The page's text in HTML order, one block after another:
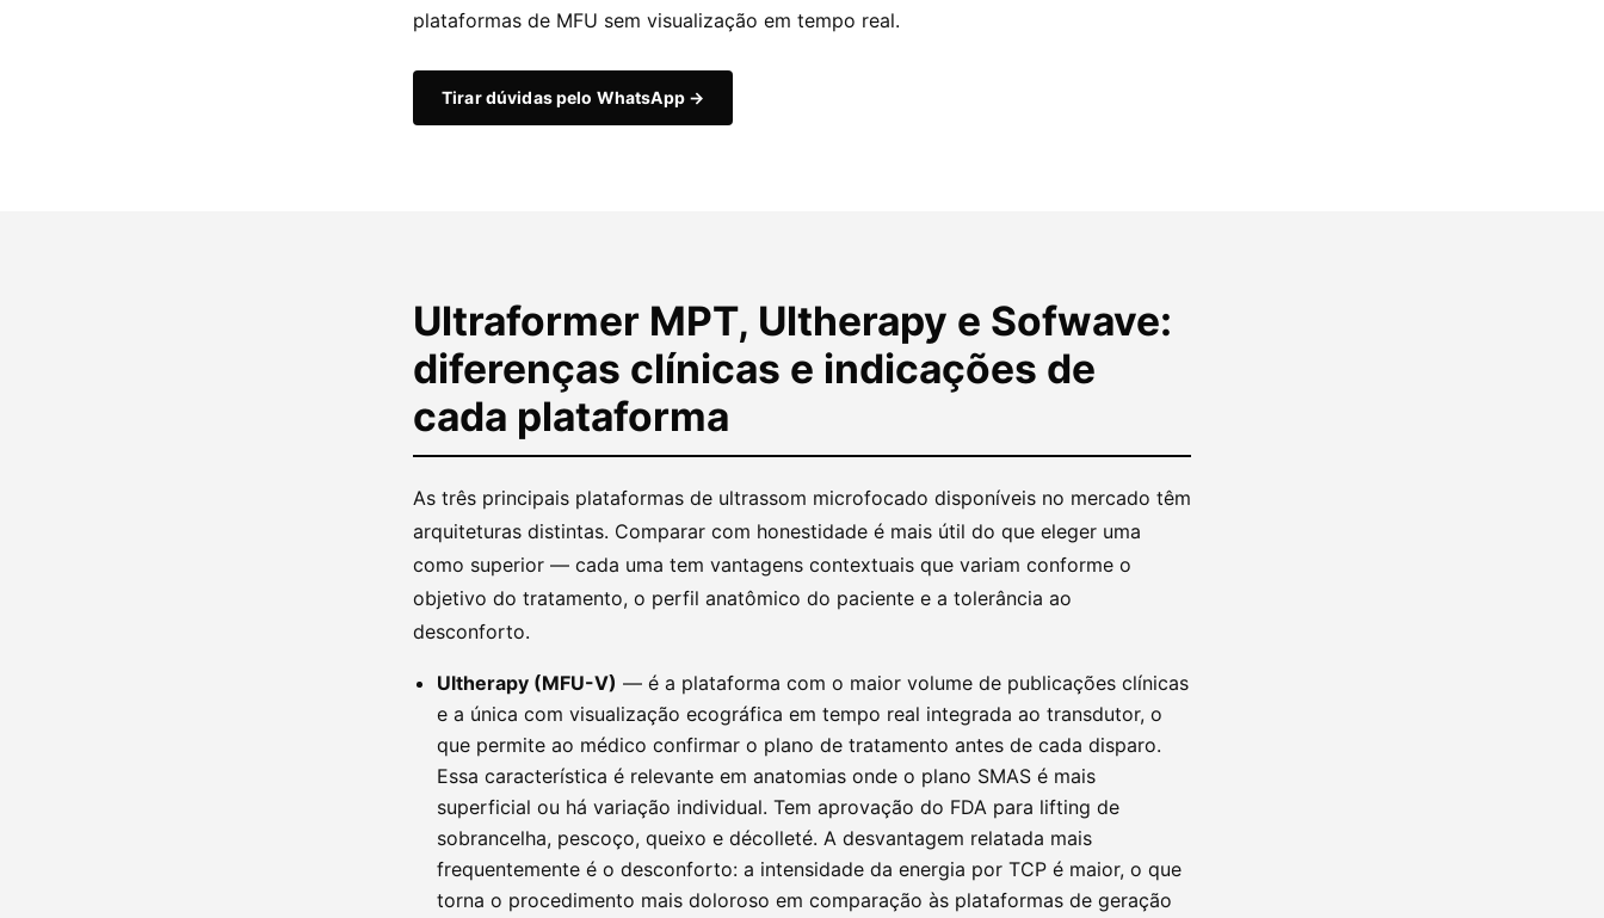
plataformas de MFU sem visualização em tempo real.
Tirar dúvidas pelo WhatsApp →
Ultraformer MPT, Ultherapy e Sofwave:
diferenças clínicas e indicações de
cada plataforma
As três principais plataformas de ultrassom microfocado disponíveis no mercado têm
arquiteturas distintas. Comparar com honestidade é mais útil do que eleger uma
como superior — cada uma tem vantagens contextuais que variam conforme o
objetivo do tratamento, o perfil anatômico do paciente e a tolerância ao
desconforto.
Ultherapy (MFU-V) — é a plataforma com o maior volume de publicações clínicas
e a única com visualização ecográfica em tempo real integrada ao transdutor, o
que permite ao médico confirmar o plano de tratamento antes de cada disparo.
Essa característica é relevante em anatomias onde o plano SMAS é mais
superficial ou há variação individual. Tem aprovação do FDA para lifting de
sobrancelha, pescoço, queixo e décolleté. A desvantagem relatada mais
frequentemente é o desconforto: a intensidade da energia por TCP é maior, o que
torna o procedimento mais doloroso em comparação às plataformas de geração